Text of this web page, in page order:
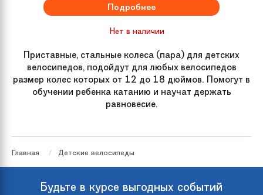
Подробнее
Нет в наличии
Приставные, стальные колеса (пара) для детских
велосипедов, подойдут для любых велосипедов
размер колес которых от 12 до 18 дюймов. Помогут в
обучении ребенка катанию и научат держать
равновесие.
Главная Детские велосипеды
Будьте в курсе выгодных событий